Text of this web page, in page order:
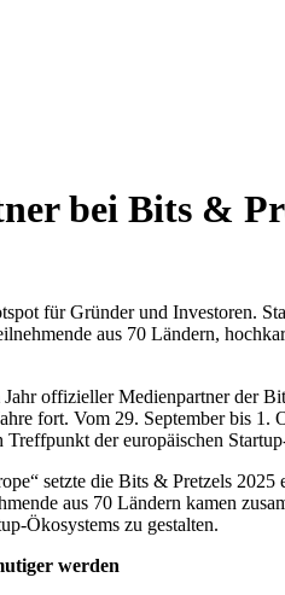
bei Bits &
für Gründer und Investoren.
aus 70 Ländern,
offizieller Medienpartner der
fort. Vom 29. September bis
der europäischen
setzte die Bits & Pretzels 2025
aus 70 Ländern kamen
Ökosystems zu gestalten.
werden